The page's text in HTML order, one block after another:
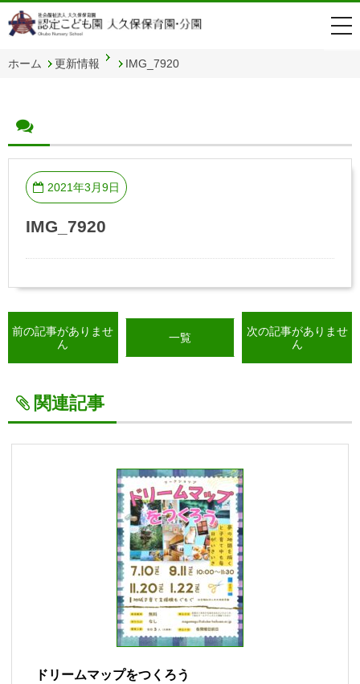
ホーム 更新情報 IMG_7920
2021年3月9日
IMG_7920
前の記事がありませ
ん
一覧
次の記事がありませ
ん
関連記事
ドリームマップをつくろう